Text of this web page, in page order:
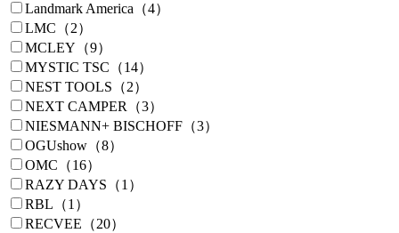
Landmark America（4）
LMC（2）
MCLEY（9）
MYSTIC TSC（14）
NEST TOOLS（2）
NEXT CAMPER（3）
NIESMANN+ BISCHOFF（3）
OGUshow（8）
OMC（16）
RAZY DAYS（1）
RBL（1）
RECVEE（20）